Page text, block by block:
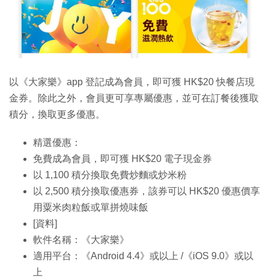
以《大家樂》app 登記成為會員，即可獲 HK$20 快餐店現
金券。除此之外，會員更可享專屬優惠，並可在訂餐後獲取
積分，換取更多優惠。
精選優惠：
免費成為會員，即可獲 HK$20 電子現金券
以 1,100 積分換取免費炒麵或炒米粉
以 2,500 積分換取優惠券，該券可以 HK$20 優惠價享
用粟米肉粒飯或單拼燒味飯
[資料]
軟件名稱：《大家樂》
適用平台：《Android 4.4》或以上 /《iOS 9.0》或以
上